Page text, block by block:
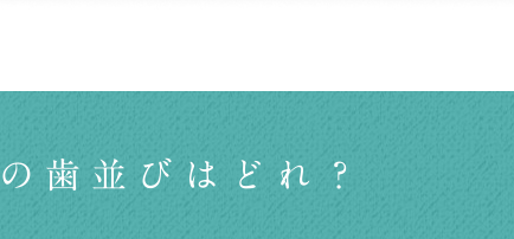
歯並びはどれ？